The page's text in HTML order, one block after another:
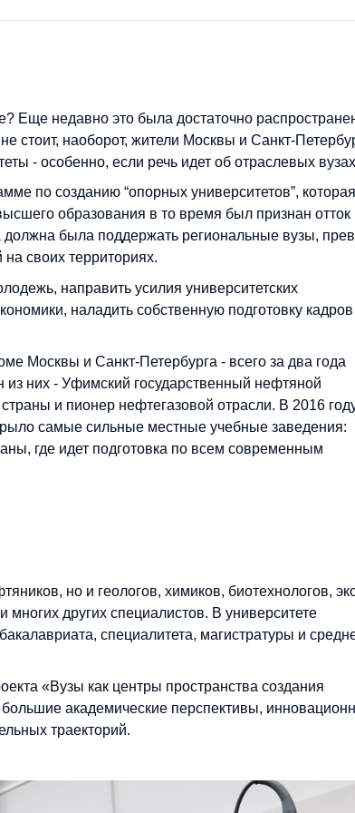
Еще недавно это была достаточно
стоит, наоборот, жители Москвы и Санкт-
- особенно, если речь идет об отраслевых
по созданию “опорных университетов”,
образования в то время был признан отток
была поддержать региональные вузы,
своих территориях.
направить усилия университетских
наладить собственную подготовку кадров
Москвы и Санкт-Петербурга - всего за два года
них - Уфимский государственный нефтяной
и пионер нефтегазовой отрасли. В 2016
самые сильные местные учебные заведения:
где идет подготовка по всем современным
но и геологов, химиков, биотехнологов,
многих других специалистов. В университете
специалитета, магистратуры и
«Вузы как центры пространства создания
академические перспективы,
траекторий.